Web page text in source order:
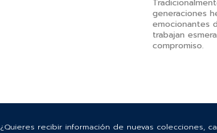
generaciones
emocionantes
trabajan
compromiso.
¿Quieres recibir información de nuevas colecciones,